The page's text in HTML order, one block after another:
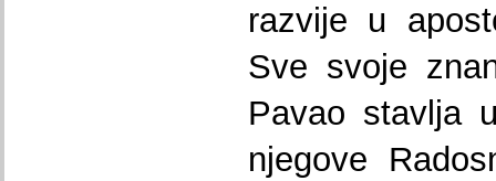
razvije u
Sve svoje
Pavao stavlja
njegove